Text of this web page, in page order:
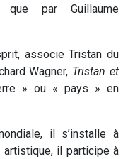
que par Guillaume
associe Tristan du
Wagner, Tristan et
» ou « pays » en
il s’installe à
artistique, il participe à